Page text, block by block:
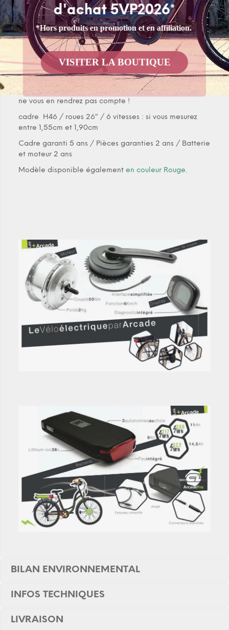
9Ah pour une autonomie de 60kms
11Ah pour une autonomie de 80kms
14,5Ah pour une autonomie de 120kms
L’autonomie donnée est une moyenne et dépend des
conditions d’utilisation et de la puissance.
Le vélo électrique est plus lourd qu’un vélo “normal”
mais l’aide apportée par le moteur est telle que vous
ne vous en rendrez pas compte !
cadre H46 / roues 26″ / 6 vitesses : si vous mesurez
entre 1,55cm et 1,90cm
Cadre garanti 5 ans / Pièces garanties 2 ans / Batterie
et moteur 2 ans
Modèle disponible également en couleur Rouge.
BILAN ENVIRONNEMENTAL
INFOS TECHNIQUES
LIVRAISON
d'achat 5VP2026*
*Hors produits en promotion et en affiliation.
VISITER LA BOUTIQUE